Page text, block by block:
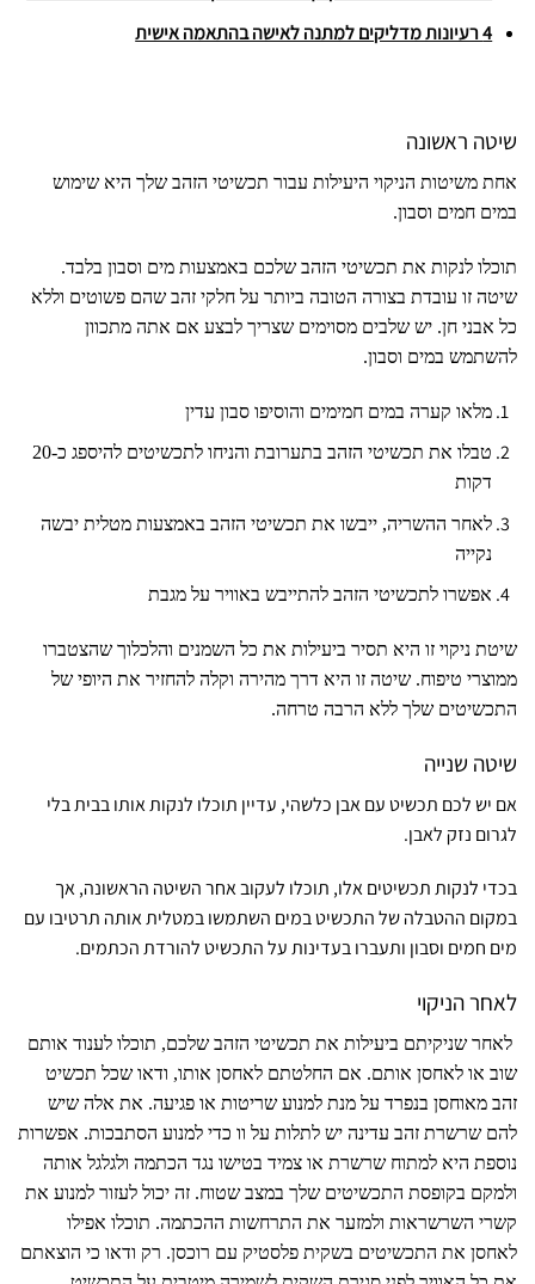
4 רעיונות מדליקים למתנה לאישה בהתאמה אישית
שיטה ראשונה
אחת משיטות הניקוי היעילות עבור תכשיטי הזהב שלך היא שימוש
במים חמים וסבון.
תוכלו לנקות את תכשיטי הזהב שלכם באמצעות מים וסבון בלבד.
שיטה זו עובדת בצורה הטובה ביותר על חלקי זהב שהם פשוטים וללא
כל אבני חן. יש שלבים מסוימים שצריך לבצע אם אתה מתכוון
להשתמש במים וסבון.
מלאו קערה במים חמימים והוסיפו סבון עדין
טבלו את תכשיטי הזהב בתערובת והניחו לתכשיטים להיספג כ-20
דקות
לאחר ההשריה, ייבשו את תכשיטי הזהב באמצעות מטלית יבשה
נקייה
אפשרו לתכשיטי הזהב להתייבש באוויר על מגבת
שיטת ניקוי זו היא תסיר ביעילות את כל השמנים והלכלוך שהצטברו
ממוצרי טיפוח. שיטה זו היא דרך מהירה וקלה להחזיר את היופי של
התכשיטים שלך ללא הרבה טרחה.
שיטה שנייה
אם יש לכם תכשיט עם אבן כלשהי, עדיין תוכלו לנקות אותו בבית בלי
לגרום נזק לאבן.
בכדי לנקות תכשיטים אלו, תוכלו לעקוב אחר השיטה הראשונה, אך
במקום ההטבלה של התכשיט במים השתמשו במטלית אותה תרטיבו עם
מים חמים וסבון ותעברו בעדינות על התכשיט להורדת הכתמים.
לאחר הניקוי
לאחר שניקיתם ביעילות את תכשיטי הזהב שלכם, תוכלו לענוד אותם
שוב או לאחסן אותם. אם החלטתם לאחסן אותו, ודאו שכל תכשיט
זהב מאוחסן בנפרד על מנת למנוע שריטות או פגיעה. את אלה שיש
להם שרשרת זהב עדינה יש לתלות על וו כדי למנוע הסתבכות. אפשרות
נוספת היא למתוח שרשרת או צמיד בטישו נגד הכתמה ולגלגל אותה
ולמקם בקופסת התכשיטים שלך במצב שטוח. זה יכול לעזור למנוע את
קשרי השרשראות ולמזער את התרחשות ההכתמה. תוכלו אפילו
לאחסן את התכשיטים בשקית פלסטיק עם רוכסן. רק ודאו כי הוצאתם